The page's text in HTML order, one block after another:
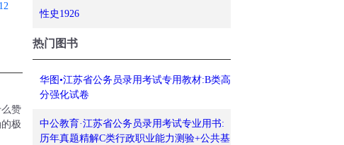
12
赞
极
性史1926
热门图书
华图•江苏省公务员录用考试专用教材:B类高
分强化试卷
中公教育·江苏省公务员录用考试专业用书:
历年真题精解C类行政职业能力测验+公共基